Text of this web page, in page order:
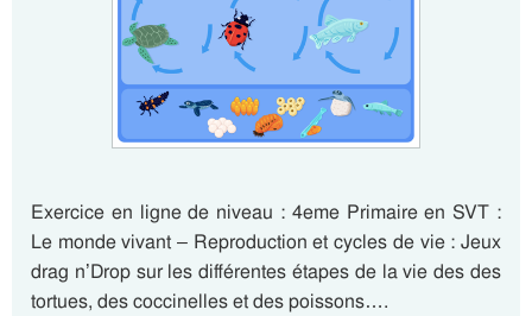
Exercice en ligne de niveau : 4eme Primaire en SVT :
Le monde vivant – Reproduction et cycles de vie : Jeux
drag n’Drop sur les différentes étapes de la vie des des
tortues, des coccinelles et des poissons….